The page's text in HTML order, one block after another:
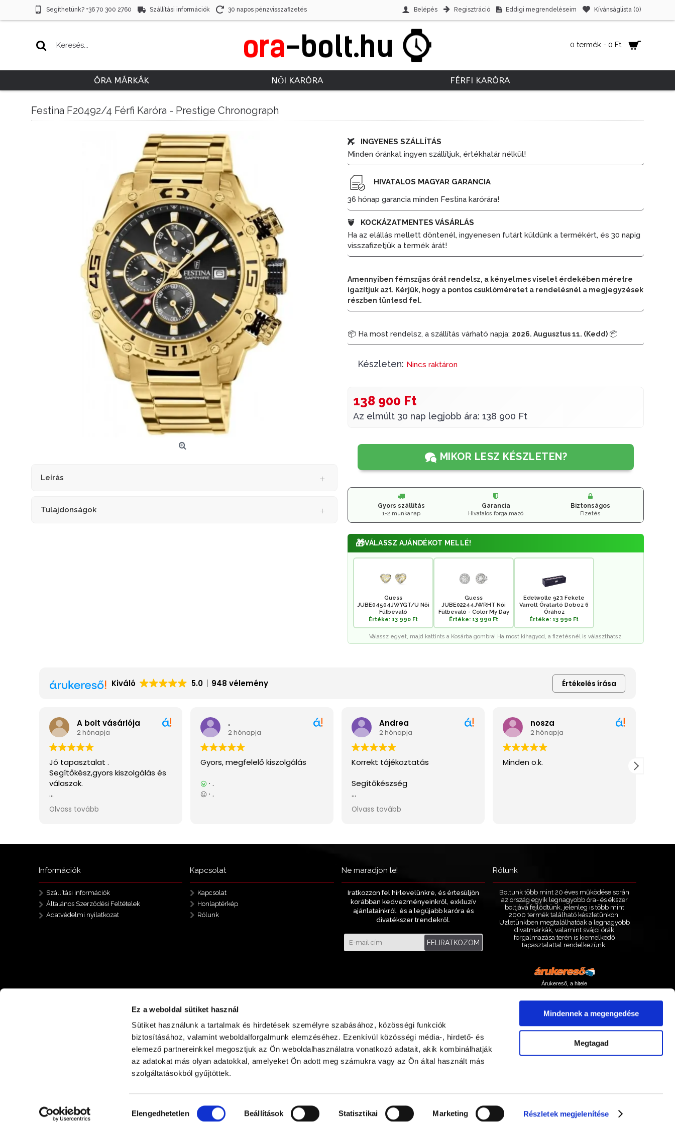
Ez a weboldal sütiket használ
Sütiket használunk a tartalmak és hirdetések személyre szabásához, közösségi funkciók
biztosításához, valamint weboldalforgalmunk elemzéséhez. Ezenkívül közösségi média-, hirdető- és
elemező partnereinkkel megosztjuk az Ön weboldalhasználatra vonatkozó adatait, akik kombinálhatják
az adatokat más olyan adatokkal, amelyeket Ön adott meg számukra vagy az Ön által használt más
szolgáltatásokból gyűjtöttek.
kiválasztása
Elengedhetetlen Beállítások Statisztikai Marketing Részletek megjelenítése
Mindennek a megengedése
Megtagad
Segíthetünk? +36 70 300 2760 Szállítási információk 30 napos pénzvisszafizetés Belépés Regisztráció Eddigi megrendeléseim Kívánságlista (0)
0 termék - 0 Ft
ÓRA MÁRKÁK NŐI KARÓRA FÉRFI KARÓRA
Festina F20492/4 Férfi Karóra - Prestige Chronograph
Leírás
Tulajdonságok
INGYENES SZÁLLÍTÁS
Minden óránkat ingyen szállítjuk, értékhatár nélkül!
HIVATALOS MAGYAR GARANCIA
36 hónap garancia minden Festina karórára!
KOCKÁZATMENTES VÁSÁRLÁS
Ha az elállás mellett döntenél, ingyenesen futárt küldünk a termékért, és 30 napig
visszafizetjük a termék árát!
Amennyiben fémszíjas órát rendelsz, a kényelmes viselet érdekében méretre
igazítjuk azt. Kérjük, hogy a pontos csuklóméretet a rendelésnél a megjegyzések
részben tüntesd fel.
📦 Ha most rendelsz, a szállítás várható napja: 2026. Augusztus 11. (Kedd) 📦
Készleten: Nincs raktáron
138 900 Ft
Az elmúlt 30 nap legjobb ára: 138 900 Ft
MIKOR LESZ KÉSZLETEN?
Gyors szállítás
1-2 munkanap
Garancia
Hivatalos forgalmazó
Biztonságos
Fizetés
🎁VÁLASSZ AJÁNDÉKOT MELLÉ!
Guess
JUBE04504JWYGT/U Női
Fülbevaló
Értéke: 13 990 Ft
Guess
JUBE02244JWRHT Női
Fülbevaló - Color My Day
Értéke: 13 990 Ft
Edelwolle 923 Fekete
Varrott Óratartó Doboz 6
Órához
Értéke: 13 990 Ft
Válassz egyet, majd kattints a Kosárba gombra! Ha most kihagyod, a fizetésnél is választhatsz.
Információk
Szállítási információk
Általános Szerződési Feltételek
Adatvédelmi nyilatkozat
Kapcsolat
Kapcsolat
Honlaptérkép
Rólunk
Ne maradjon le!
Iratkozzon fel hírlevelünkre, és értesüljön
korábban kedvezményeinkről, exkluzív
ajánlatainkról, és a legújabb karóra és
divatékszer trendekről.
FELIRATKOZOM
Rólunk
Boltunk több mint 20 éves működése során
az ország egyik legnagyobb óra- és ékszer
boltjává fejlődtünk, jelenleg is több mint
2000 termék található készletünkön.
Üzletünkben megtalálhatóak a legnagyobb
divatmárkák, valamint svájci órák
forgalmazása terén is kiemelkedő
tapasztalattal rendelkezünk.
Árukereső, a hitele
4400 Nyíregyháza Nyírplaza Földszint
Minden jog fenntartva © 2023 ora-bolt.hu